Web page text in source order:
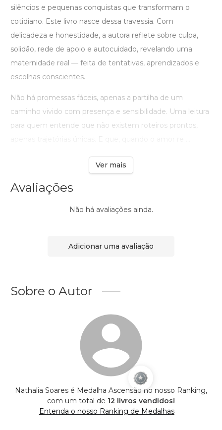
silêncios e pequenas conquistas que transformam o
cotidiano. Este livro nasce dessa travessia. Com
delicadeza e honestidade, a autora reflete sobre culpa,
solidão, rede de apoio e autocuidado, revelando uma
maternidade real — feita de tentativas, aprendizados e
escolhas conscientes.
Não há promessas fáceis, apenas a partilha de um
caminho vivido com presença e sensibilidade. Uma leitura
para quem entende que não existem roteiros prontos,
Ver mais
Avaliações
Não há avaliações ainda.
Adicionar uma avaliação
Sobre o Autor
Nathalia Soares é Medalha Ascensão no nosso Ranking,
com um total de 12 livros vendidos!
Entenda o nosso Ranking de Medalhas